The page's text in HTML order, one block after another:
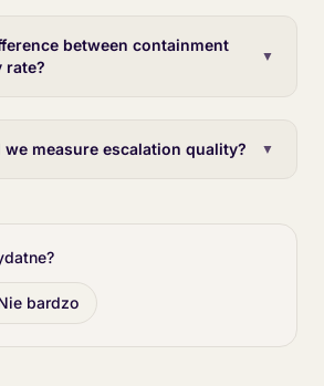
between containment
rate?
▼
we measure escalation quality? ▼
bardzo